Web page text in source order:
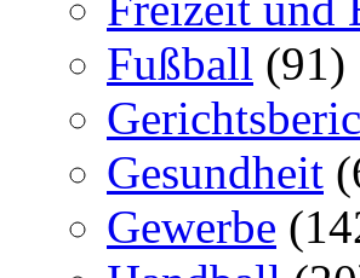
Fußball (91)
Gesundheit
Gewerbe